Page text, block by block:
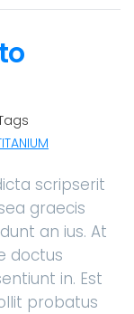
scripserit
graecis
an ius. At
doctus
in. Est
probatus